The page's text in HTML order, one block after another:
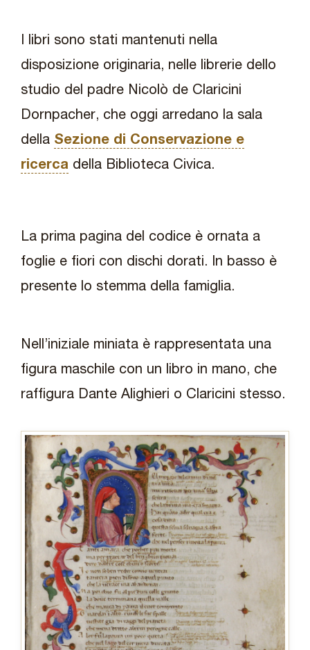
I libri sono stati mantenuti nella
disposizione originaria, nelle librerie dello
studio del padre Nicolò de Claricini
Dornpacher, che oggi arredano la sala
della Sezione di Conservazione e
ricerca della Biblioteca Civica.
La prima pagina del codice è ornata a
foglie e fiori con dischi dorati. In basso è
presente lo stemma della famiglia.
Nell’iniziale miniata è rappresentata una
figura maschile con un libro in mano, che
raffigura Dante Alighieri o Claricini stesso.